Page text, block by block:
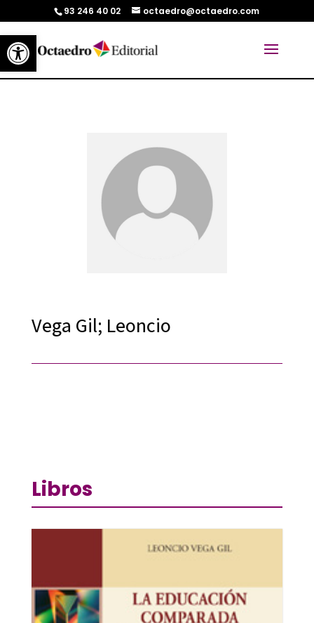
Abrir barra de herramientas
93 246 40 02 octaedro@octaedro.com
Vega Gil; Leoncio
Libros